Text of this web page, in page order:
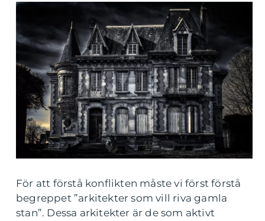
För att förstå konflikten måste vi först förstå
begreppet ”arkitekter som vill riva gamla
stan”. Dessa arkitekter är de som aktivt